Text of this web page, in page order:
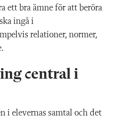
ett bra ämne för att beröra
ingå i
relationer, normer,
central i
i elevernas samtal och det